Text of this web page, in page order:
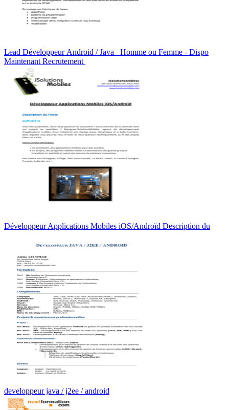
Lead Développeur Android / Java Homme ou Femme - Dispo
Maintenant Recrutement
Développeur Applications Mobiles iOS/Androïd Description du
developpeur java / j2ee / android